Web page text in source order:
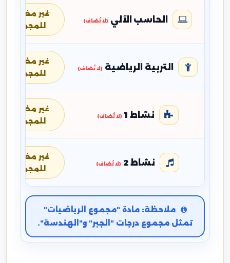
الحاسب الآلي (لا تُضاف)
غير مضافة
للمجموع
التربية الرياضية (لا تُضاف)
غير مضافة
للمجموع
نشاط 1 (لا تُضاف)
غير مضافة
للمجموع
نشاط 2 (لا تُضاف)
غير مضافة
للمجموع
ملاحظة: مادة "مجموع الرياضيات"
تمثل مجموع درجات "الجبر" و"الهندسة".